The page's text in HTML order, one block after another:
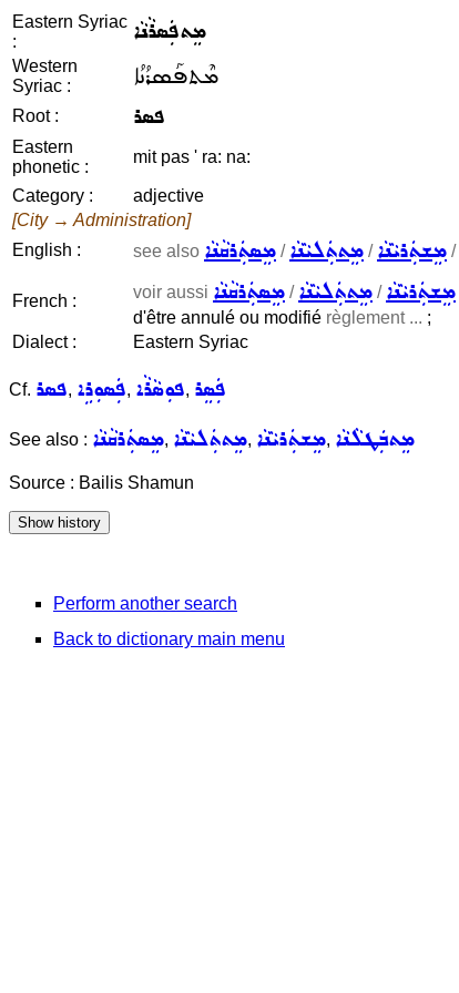
Eastern Syriac
:
ܡܸܬܦܲܣܪܵܢܵܐ
Western
Syriac :
ܡܶܬܦܰܣܪܳܢܳܐ
Root : ܦܣܪ
Eastern
phonetic :
mit pas ' ra: na:
Category :
adjective
[City → Administration]
English :
see also ܡܸܣܬܲܪܩܵܢܵܐ /ܡܸܬܬܲܠܝܵܢܵܐ /ܡܸܫܬܲܪܝܵܢܵܐ /
French : voir aussi ܡܸܣܬܲܪܩܵܢܵܐ /ܡܸܬܬܲܠܝܵܢܵܐ /ܡܸܫܬܲܪܝܵܢܵܐ
d'être annulé ou modifié règlement ... ;
Dialect :
Eastern Syriac
Cf. ܦܣܪ, ܦܲܣܘܼܪܹܐ, ܦܘܼܣܵܪܵܐ, ܦܲܣܸܪ
See also : ܡܸܣܬܲܪܩܵܢܵܐ, ܡܸܬܬܲܠܝܵܢܵܐ, ܡܸܫܬܲܪܝܵܢܵܐ, ܡܸܬܒܲܛܠܵܢܵܐ
Source : Bailis Shamun
Perform another search
Back to dictionary main menu